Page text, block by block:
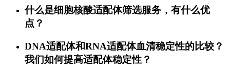
什么是细胞核酸适配体筛选服务，有什么优
点？
DNA适配体和RNA适配体血清稳定性的比较？
我们如何提高适配体稳定性？